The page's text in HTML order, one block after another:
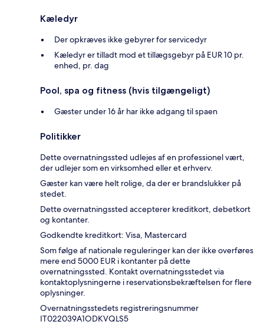
Kæledyr
Der opkræves ikke gebyrer for servicedyr
Kæledyr er tilladt mod et tillægsgebyr på EUR 10 pr.
enhed, pr. dag
Pool, spa og fitness (hvis tilgængeligt)
Gæster under 16 år har ikke adgang til spaen
Politikker
Dette overnatningssted udlejes af en professionel vært,
der udlejer som en virksomhed eller et erhverv.
Gæster kan være helt rolige, da der er brandslukker på
stedet.
Dette overnatningssted accepterer kreditkort, debetkort
og kontanter.
Godkendte kreditkort: Visa, Mastercard
Som følge af nationale reguleringer kan der ikke overføres
mere end 5000 EUR i kontanter på dette
overnatningssted. Kontakt overnatningsstedet via
kontaktoplysningerne i reservationsbekræftelsen for flere
oplysninger.
Overnatningsstedets registreringsnummer
IT022039A1ODKVQLS5